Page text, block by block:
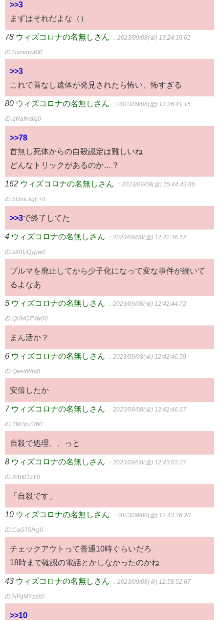
>>3
まずはそれだよな（）
78 ウィズコロナの名無しさん ：2023/09/08(金) 13:24:16.61
ID:HxnvowKf0
>>3
これで首なし遺体が発見されたら怖い、怖すぎる
80 ウィズコロナの名無しさん ：2023/09/08(金) 13:26:41.15
ID:qRafm8kj0
>>78
首無し死体からの自殺認定は難しいね
どんなトリックがあるのか…？
162 ウィズコロナの名無しさん ：2023/09/08(金) 15:44:43.80
ID:5OmLkqE+0
>>3で終了してた
4 ウィズコロナの名無しさん ：2023/09/08(金) 12:42:36.52
ID:sXhUQypw0
ブルマを廃止してから少子化になって変な事件が続いて
るよなあ
5 ウィズコロナの名無しさん ：2023/09/08(金) 12:42:44.72
ID:QVHO7Vw00
まん活か？
6 ウィズコロナの名無しさん ：2023/09/08(金) 12:42:46.59
ID:QeelfWrx0
安倍したか
7 ウィズコロナの名無しさん ：2023/09/08(金) 12:42:46.67
ID:TM7jbZ360
自殺で処理、、っと
8 ウィズコロナの名無しさん ：2023/09/08(金) 12:43:03.27
ID:XfBI01zY0
「自殺です」
10 ウィズコロナの名無しさん ：2023/09/08(金) 12:43:26.20
ID:CaGT5I+g0
チェックアウトって普通10時ぐらいだろ
18時まで確認の電話とかしなかったのかね
43 ウィズコロナの名無しさん ：2023/09/08(金) 12:58:52.67
ID:HFgMYzzk0
>>10